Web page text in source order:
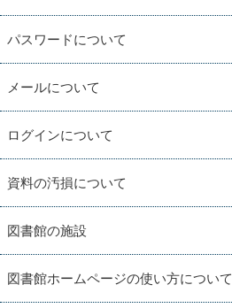
パスワードについて
メールについて
ログインについて
資料の汚損について
図書館の施設
図書館ホームページの使い方について